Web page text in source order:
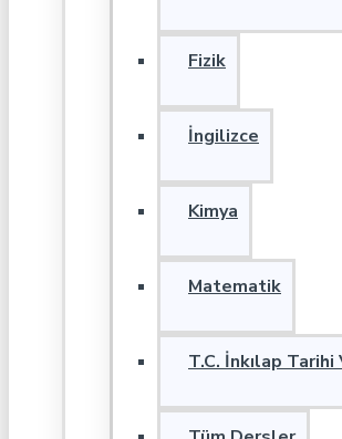
Fizik
İngilizce
Kimya
Matematik
T.C. İnkılap